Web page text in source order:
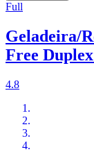
Full
Geladeira/
Free
4.8